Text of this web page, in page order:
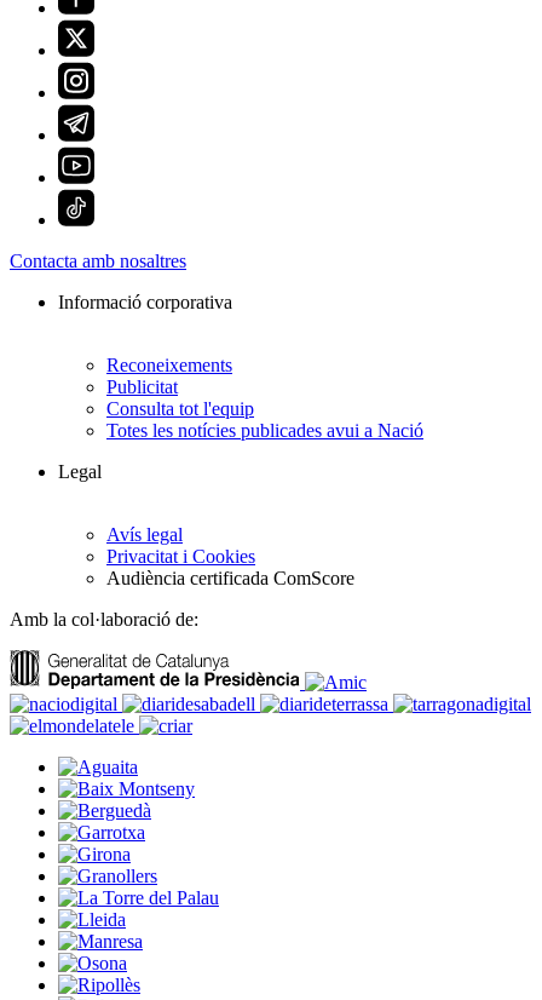
Contacta amb nosaltres
Informació corporativa
Reconeixements
Publicitat
Consulta tot l'equip
Totes les notícies publicades avui a Nació
Legal
Avís legal
Privacitat i Cookies
Audiència certificada ComScore
Amb la col·laboració de: